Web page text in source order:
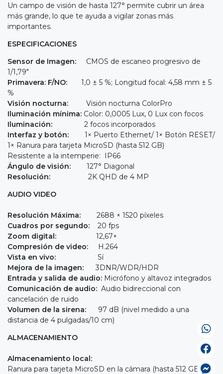
Un campo de visión de hasta 127° permite cubrir un área
más grande, lo que te ayuda a vigilar zonas más
importantes.
ESPECIFICACIONES
Sensor de Imagen: CMOS de escaneo progresivo de
1/1,79"
Primavera: F/NO: 1,0 ± 5 %; Longitud focal: 4,58 mm ± 5
%
Visión nocturna: Visión nocturna ColorPro
Iluminación mínima: Color: 0,0005 Lux, 0 Lux con focos
Iluminación: 2 focos incorporados
Interfaz y botón: 1× Puerto Ethernet/ 1× Botón RESET/
1× Ranura para tarjeta MicroSD (hasta 512 GB)
Resistente a la intemperie: IP66
Ángulo de visión:
127° Diagonal
Resolución:
2K QHD de 4 MP
AUDIO VIDEO
Resolución Máxima: 2688 × 1520 píxeles
Cuadros por segundo: 20 fps
Zoom digital: 12,67×
Compresión de video: H.264
Vista en vivo: Sí
Mejora de la imagen: 3DNR/WDR/HDR
Entrada y salida de audio: Micrófono y altavoz integrados
Comunicación de audio: Audio bidireccional con
cancelación de ruido
Volumen de la sirena: 97 dB (nivel medido a una
distancia de 4 pulgadas/10 cm)
ALMACENAMIENTO
Almacenamiento local:
Ranura para tarjeta MicroSD en la cámara (hasta 512 GB)